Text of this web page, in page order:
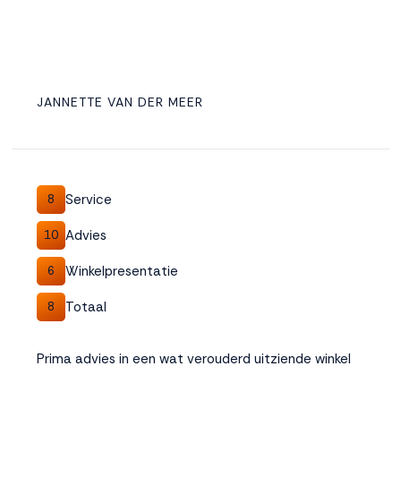
JANNETTE VAN DER MEER
8 Service
10 Advies
6 Winkelpresentatie
8 Totaal
Prima advies in een wat verouderd uitziende winkel